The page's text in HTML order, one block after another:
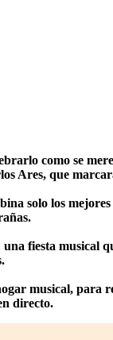
como se
Ares, que
solo los
fiesta musical
musical, para
directo.